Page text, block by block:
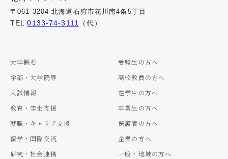
〒061-3204 北海道石狩市花川南4条5丁目
TEL0133-74-3111 （代）
大学概要
学部・大学院等
入試情報
教育・学生支援
就職・キャリア支援
留学・国際交流
研究・社会連携
受験生の方へ
高校教員の方へ
在学生の方へ
卒業生の方へ
保護者の方へ
企業の方へ
一般・地域の方へ